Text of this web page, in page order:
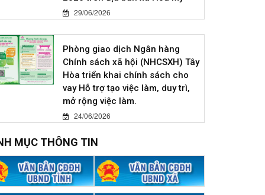
29/06/2026
Phòng giao dịch Ngân hàng
Chính sách xã hội (NHCSXH) Tây
Hòa triển khai chính sách cho
vay Hỗ trợ tạo việc làm, duy trì,
mở rộng việc làm.
24/06/2026
MỤC THÔNG TIN